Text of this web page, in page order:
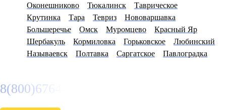
Оконешниково Тюкалинск
Таврическое
Крутинка
Тара Тевриз
Нововаршавка
Большеречье
Омск Муромцево
Красный Яр
Шербакуль
Кормиловка Горьковское
Любинский
Называевск
Полтавка Саргатское Павлоградка
8(800)6764935